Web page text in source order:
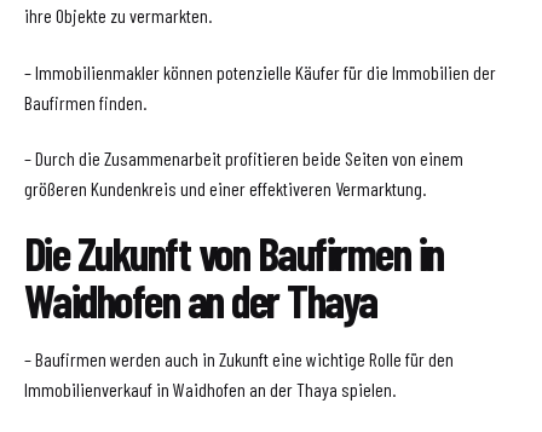
ihre Objekte zu vermarkten.
– Immobilienmakler können potenzielle Käufer für die Immobilien der
Baufirmen finden.
– Durch die Zusammenarbeit profitieren beide Seiten von einem
größeren Kundenkreis und einer effektiveren Vermarktung.
Die Zukunft von Baufirmen in
Waidhofen an der Thaya
– Baufirmen werden auch in Zukunft eine wichtige Rolle für den
Immobilienverkauf in Waidhofen an der Thaya spielen.